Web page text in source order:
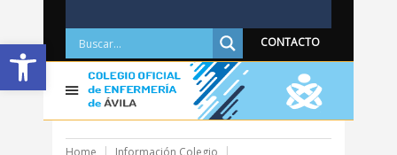
Abrir barra de herramientas CONTACTO
Home
Información Colegio